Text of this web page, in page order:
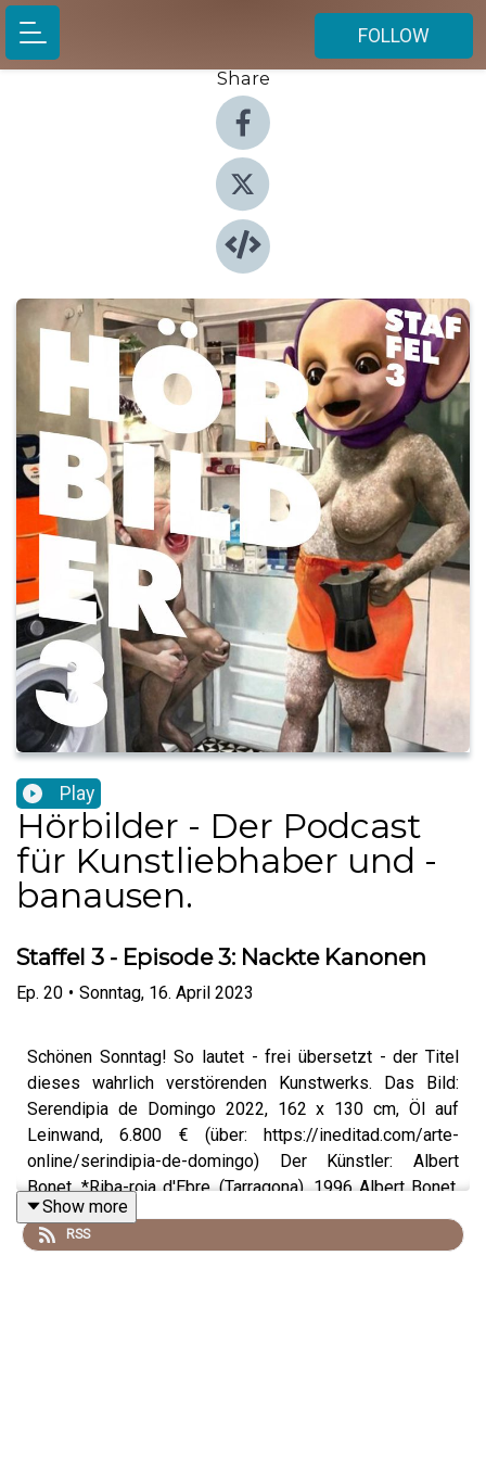
FOLLOW
Share
Play
Hörbilder - Der Podcast
für Kunstliebhaber und -
banausen.
Staffel 3 - Episode 3: Nackte Kanonen
Ep. 20 • Sonntag, 16. April 2023
Schönen Sonntag! So lautet - frei übersetzt - der Titel
dieses wahrlich verstörenden Kunstwerks. Das Bild:
Serendipia de Domingo 2022, 162 x 130 cm, Öl auf
Leinwand, 6.800 € (über: https://ineditad.com/arte-
online/serindipia-de-domingo) Der Künstler: Albert
Bonet, *Riba-roja d'Ebre, (Tarragona), 1996 Albert Bonet,
Gewinner des Internationalen Malereipreises in der
Kategorie Realismus bei der letzten Ausgabe der
Show more
RSS